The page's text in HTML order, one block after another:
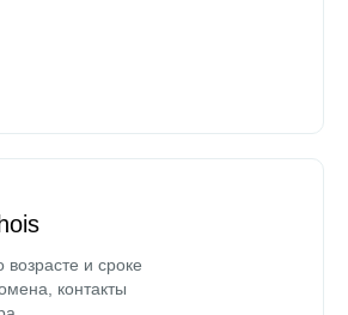
и сроке
контакты